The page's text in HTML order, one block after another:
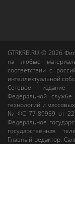
GTRKRB.RU © 2026
на любые
соответствии с
интеллектуальной
Сетевое издание
Федеральной
технологий и
№ ФС 77-89959 от
Федеральное
государственная
Главный редактор: